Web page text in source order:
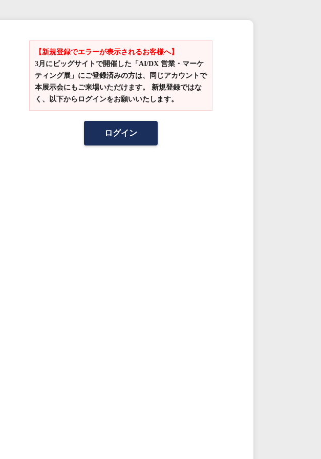
【新規登録でエラーが表示されるお客様へ】
3月にビッグサイトで開催した「AI/DX 営業・マーケ
ティング展」にご登録済みの方は、同じアカウントで
本展示会にもご来場いただけます。 新規登録ではな
く、以下からログインをお願いいたします。
ログイン